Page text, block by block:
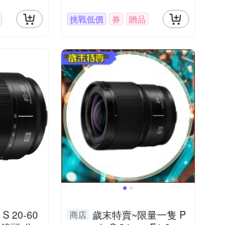
挑戰低價 券 贈品
20-60
商店 歲末特賣~限量一隻 P